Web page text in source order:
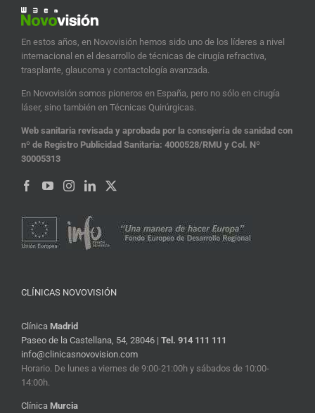
En estos años, en Novovisión hemos sido uno de los líderes a nivel
internacional en el desarrollo de técnicas de cirugía refractiva,
trasplante, glaucoma y contactología avanzada.
En Novovisión somos pioneros en España, pero no sólo en cirugía
láser, sino también en Técnicas Quirúrgicas.
Web sanitaria revisada y aprobada por la consejería de sanidad con
nº de Registro Publicidad Sanitaria: 4000528/RMU y Col. Nº
30005313
CLÍNICAS NOVOVISIÓN
Clínica Madrid
Paseo de la Castellana, 54, 28046 | Tel. 914 111 111
info@clinicasnovovision.com
Horario. De lunes a viernes de 9:00-21:00h y sábados de 10:00-
14:00h.
Clínica Murcia